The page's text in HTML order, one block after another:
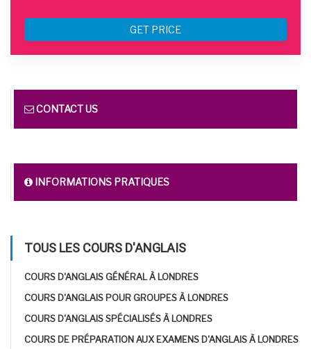
GET PRICE
CONTACT US
INFORMATIONS PRATIQUES
TOUS LES COURS D'ANGLAIS
COURS D'ANGLAIS GÉNÉRAL À LONDRES
COURS D'ANGLAIS POUR GROUPES À LONDRES
COURS D'ANGLAIS SPÉCIALISÉS À LONDRES
COURS DE PRÉPARATION AUX EXAMENS D'ANGLAIS À LONDRES